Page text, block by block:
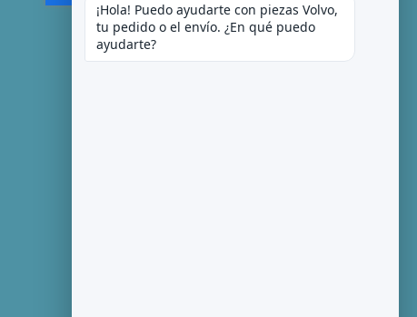
¡Hola! Puedo ayudarte con piezas Volvo,
tu pedido o el envío. ¿En qué puedo
ayudarte?